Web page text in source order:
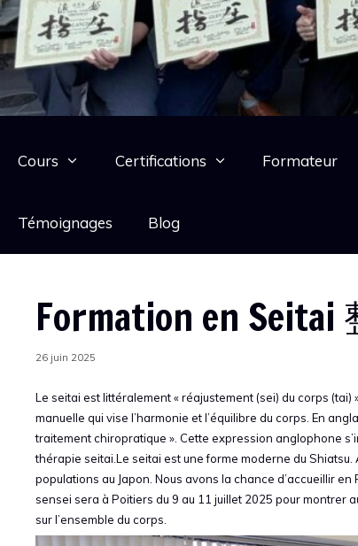
Cours Certifications Formateur
Témoignages Blog
Formation en Seitai
26 juin 2025
Le seitai est littéralement « réajustement (sei) du corps
manuelle qui vise l’harmonie et l’équilibre du corps. En
traitement chiropratique ». Cette expression anglophone
thérapie seitai.Le seitai est une forme moderne du
populations au Japon. Nous avons la chance d’accueillir
sensei sera à Poitiers du 9 au 11 juillet 2025 pour montrer
sur l’ensemble du corps.